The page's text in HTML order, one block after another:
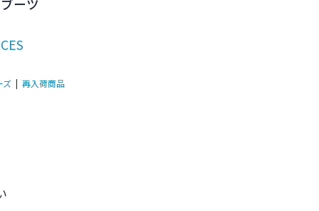
ーツ
ズ 再入荷商品